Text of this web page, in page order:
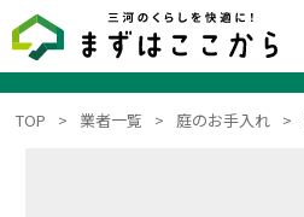
TOP 業者一覧 庭のお手入れ